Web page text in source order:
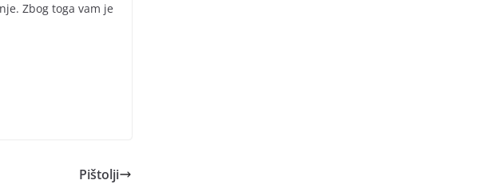
Zbog toga vam je
Pištolji